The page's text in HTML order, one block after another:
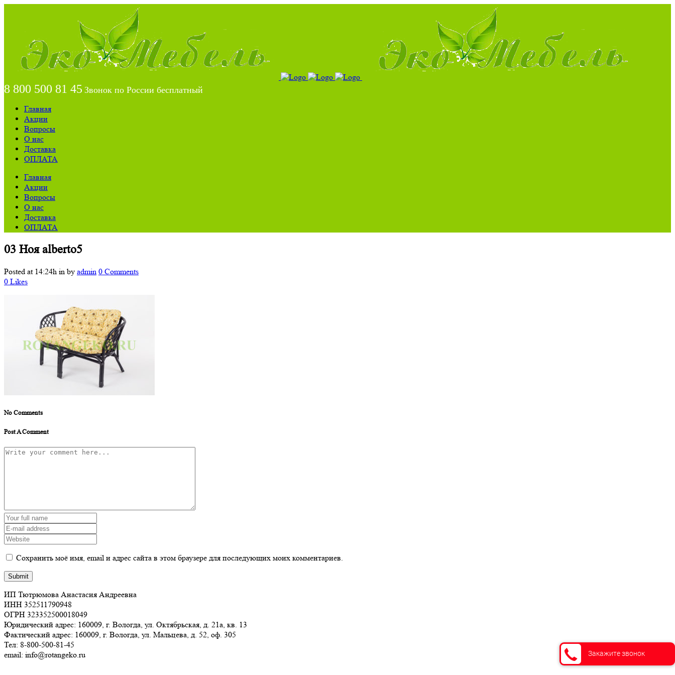
8 800 500 81 45 Звонок по России бесплатный
Главная
Акции
Вопросы
О нас
Доставка
ОПЛАТА
Главная
Акции
Вопросы
О нас
Доставка
ОПЛАТА
03 Нояalberto5
Posted at 14:24h in by admin 0 Comments
0 Likes
No Comments
Post A Comment
Сохранить моё имя, email и адрес сайта в этом браузере для последующих моих комментариев.
ИП Тютрюмова Анастасия Андреевна
ИНН 352511790948
ОГРН 323352500018049
Юридический адрес: 160009, г. Вологда, ул. Октябрьская, д. 21а, кв. 13
Фактический адрес: 160009, г. Вологда, ул. Мальцева, д. 52, оф. 305
Тел: 8-800-500-81-45
email: info@rotangeko.ru
Закажите звонок